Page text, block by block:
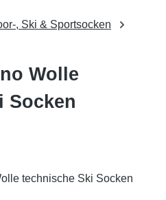
, Ski & Sportsocken
Wolle
Socken